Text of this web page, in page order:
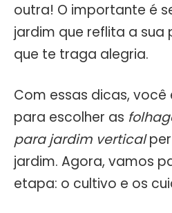
outra! O importante é
jardim que reflita a sua
que te traga alegria.
Com essas dicas,
para escolher as
para jardim vertical
jardim. Agora, vamos
etapa: o cultivo e os